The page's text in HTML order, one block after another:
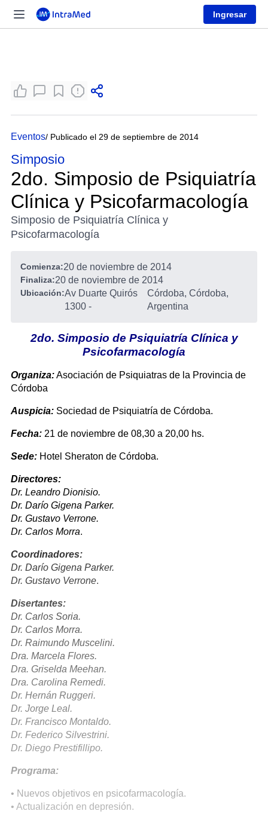
Ingresar
Eventos/ Publicado el 29 de septiembre de 2014
Simposio
2do. Simposio de Psiquiatría
Clínica y Psicofarmacología
Simposio de Psiquiatría Clínica y
Psicofarmacología
Comienza:20 de noviembre de 2014
Finaliza:20 de noviembre de 2014
Ubicación:Av Duarte Quirós
1300 -
Córdoba, Córdoba,
Argentina
2do. Simposio de Psiquiatría Clínica y
Psicofarmacología
Organiza:Asociación de Psiquiatras de la Provincia de
Córdoba
Auspicia: Sociedad de Psiquiatría de Córdoba.
Fecha: 21 de noviembre de 08,30 a 20,00 hs.
Sede: Hotel Sheraton de Córdoba.
Directores:
Dr. Leandro Dionisio.
Dr. Darío Gigena Parker.
Dr. Gustavo Verrone.
Dr. Carlos Morra.
Coordinadores:
Dr. Darío Gigena Parker.
Dr. Gustavo Verrone.
Disertantes:
Dr. Carlos Soria.
Dr. Carlos Morra.
Dr. Raimundo Muscelini.
Dra. Marcela Flores.
Dra. Griselda Meehan.
Dra. Carolina Remedi.
Dr. Hernán Ruggeri.
Dr. Jorge Leal.
Dr. Francisco Montaldo.
Dr. Federico Silvestrini.
Dr. Diego Prestifillipo.
Programa:
• Nuevos objetivos en psicofarmacología.
• Actualización en depresión.